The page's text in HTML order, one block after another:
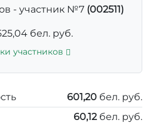
- участник №7 (002511)
бел. руб.
участников
601,20 бел. руб.
60,12 бел. руб.